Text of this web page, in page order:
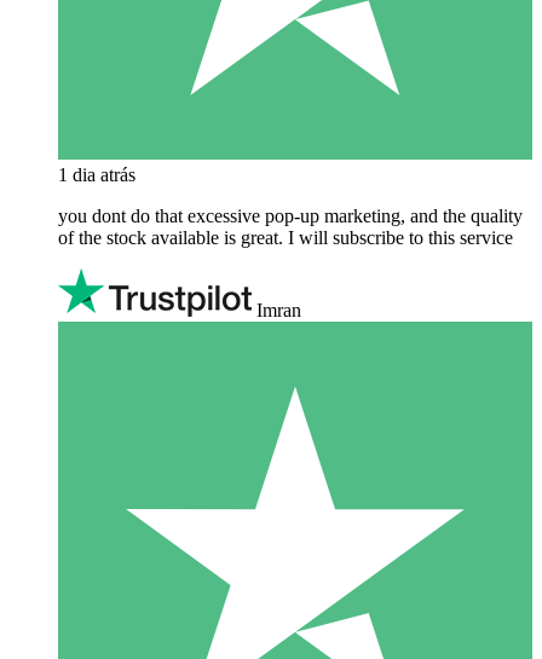
1 dia atrás
you dont do that excessive pop-up marketing, and the quality
of the stock available is great. I will subscribe to this service
Imran